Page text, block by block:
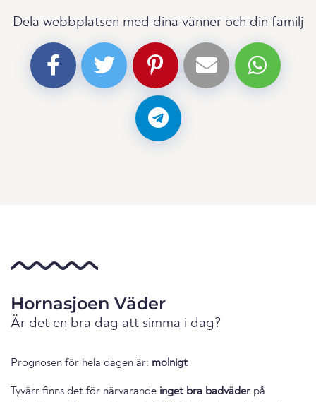
Dela webbplatsen med dina vänner och din familj
Hornasjoen Väder
Är det en bra dag att simma i dag?
Prognosen för hela dagen är: molnigt
Tyvärr finns det för närvarande inget bra badväder på